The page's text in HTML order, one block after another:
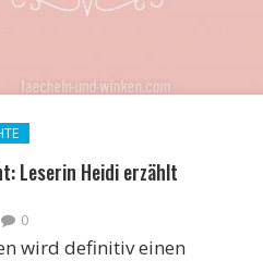
Leserin Heidi erzählt
0
wird definitiv einen